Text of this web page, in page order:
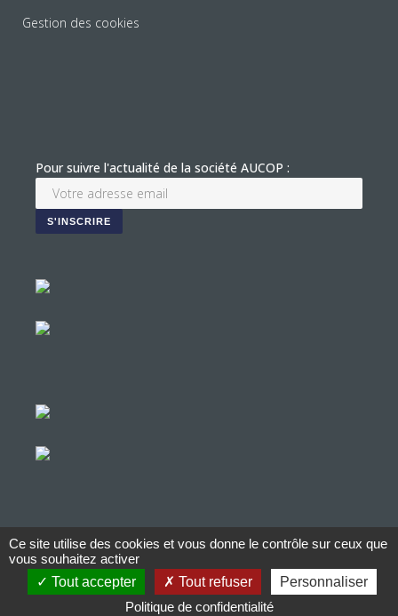
Gestion des cookies
Pour suivre l'actualité de la société AUCOP :
© Copyright Aucop – 2022
© Copyright Aucop – 2022
Ce site utilise des cookies et vous donne le contrôle sur ceux que
vous souhaitez activer
Tout accepter
Tout refuser
Personnaliser
Politique de confidentialité